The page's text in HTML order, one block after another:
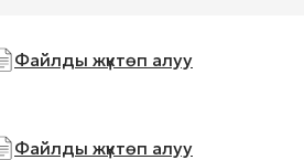
Файлды жүктөп алуу
Файлды жүктөп алуу